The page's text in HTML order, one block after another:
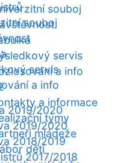
souboj
servis
a info
a informace
týmy
mládeže
dětí
souboj
servis
a info
2019/2020
2019/2020
2018/2019
2017/2018